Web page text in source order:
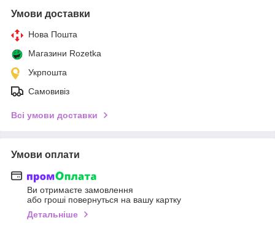
Умови доставки
Нова Пошта
Магазини Rozetka
Укрпошта
Самовивіз
Всі умови доставки
Умови оплати
Ви отримаєте замовлення
або гроші повернуться на вашу картку
Детальніше